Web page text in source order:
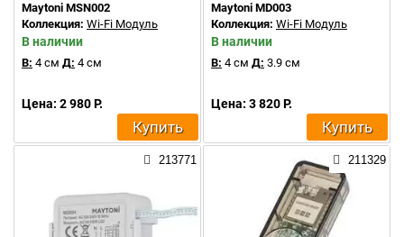
Maytoni MSN002
Коллекция: Wi-Fi Модуль
В наличии
В: 4 см Д: 4 см
Цена: 2 980 Р.
Купить
Maytoni MD003
Коллекция: Wi-Fi Модуль
В наличии
В: 4 см Д: 3.9 см
Цена: 3 820 Р.
Купить
213771 211329